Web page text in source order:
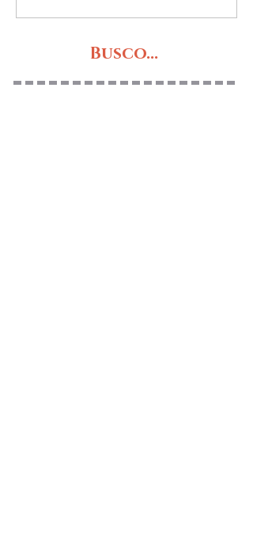
Busco...